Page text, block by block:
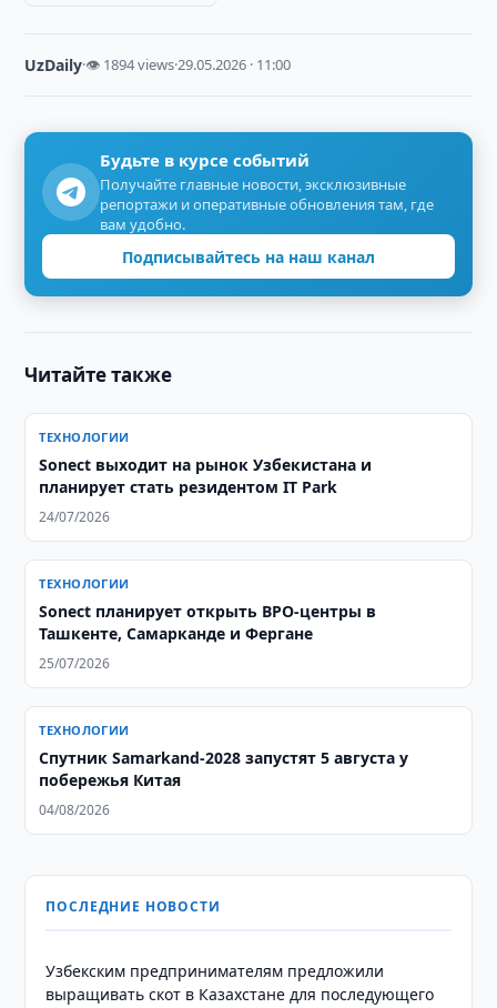
UzDaily·👁 1894 views·29.05.2026 · 11:00
Будьте в курсе событий
Получайте главные новости, эксклюзивные
репортажи и оперативные обновления там, где
вам удобно.
Подписывайтесь на наш канал
Читайте также
ТЕХНОЛОГИИ
Sonect выходит на рынок Узбекистана и
планирует стать резидентом IT Park
24/07/2026
ТЕХНОЛОГИИ
Sonect планирует открыть BPO-центры в
Ташкенте, Самарканде и Фергане
25/07/2026
ТЕХНОЛОГИИ
Спутник Samarkand-2028 запустят 5 августа у
побережья Китая
04/08/2026
ПОСЛЕДНИЕ НОВОСТИ
Узбекским предпринимателям предложили
выращивать скот в Казахстане для последующего